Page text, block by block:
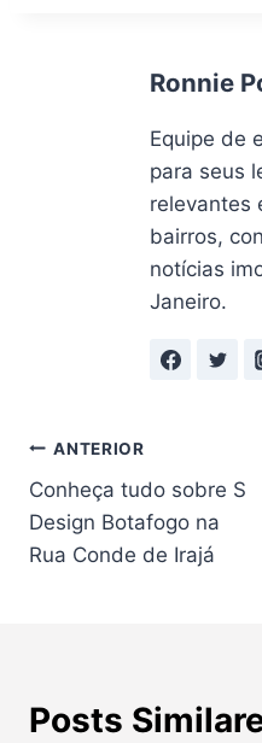
Ronnie
Equipe de
para seus
relevantes
bairros,
notícias
Janeiro.
Navegação
de
Post
ANTERIOR
Conheça tudo sobre S
Design Botafogo na
Rua Conde de Irajá
Posts